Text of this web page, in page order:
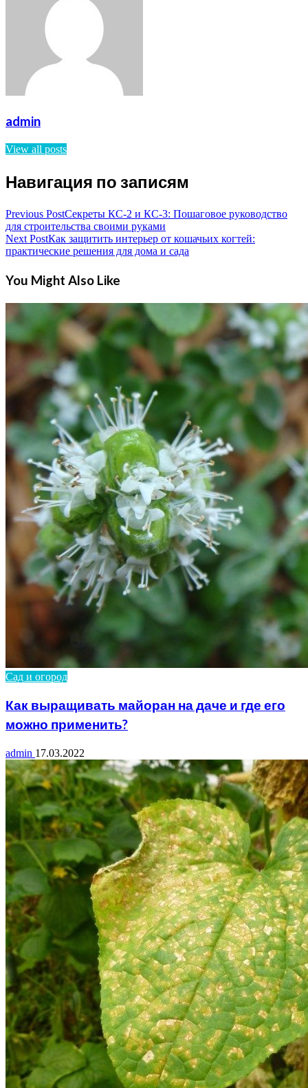
admin
View all posts
Навигация по записям
Previous PostСекреты КС-2 и КС-3: Пошаговое руководство
для строительства своими руками
Next PostКак защитить интерьер от кошачьих когтей:
практические решения для дома и сада
You Might Also Like
Сад и огород
Как выращивать майоран на даче и где его
можно применить?
admin 17.03.2022